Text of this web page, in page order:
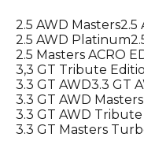
2.5 AWD Masters2.5
2.5 AWD Platinum
2.5 Masters ACRO
3,3 GT Tribute
3.3 GT AWD3.3 GT
3.3 GT AWD
3.3 GT AWD
3.3 GT Masters